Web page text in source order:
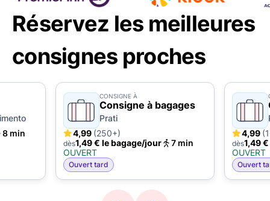
Réservez les meilleures
consignes proches
8 min
CONSIGNE À
Consigne à bagages
Prati
4,99 (250+)
dès1,49 € le bagage/jour
7 min
OUVERT
Ouvert tard
4,99
dès1,49
OUVERT
Ouvert